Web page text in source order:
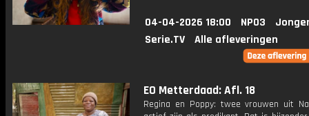
04-04-2026 18:00 NPO3
Serie.TV
Alle afleveringen
EO Metterdaad: Afl. 18
Regina en Poppy: twee vrouwen uit